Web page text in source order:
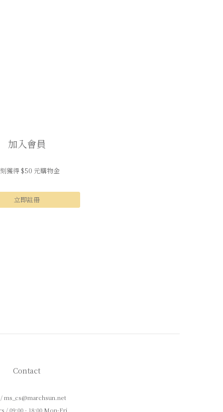
加入會員
獲得 $50 元購物金
立即註冊
Contact
ms_cs@marchsun.net
/ 09:00 - 18:00 Mon-Fri